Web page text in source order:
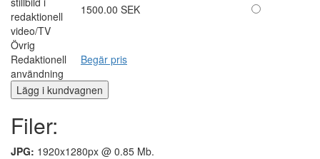
redaktionell
video/TV
1500.00 SEK
Övrig
Redaktionell
användning
Begär pris
Filer:
JPG: 1920x1280px @ 0.85 Mb.